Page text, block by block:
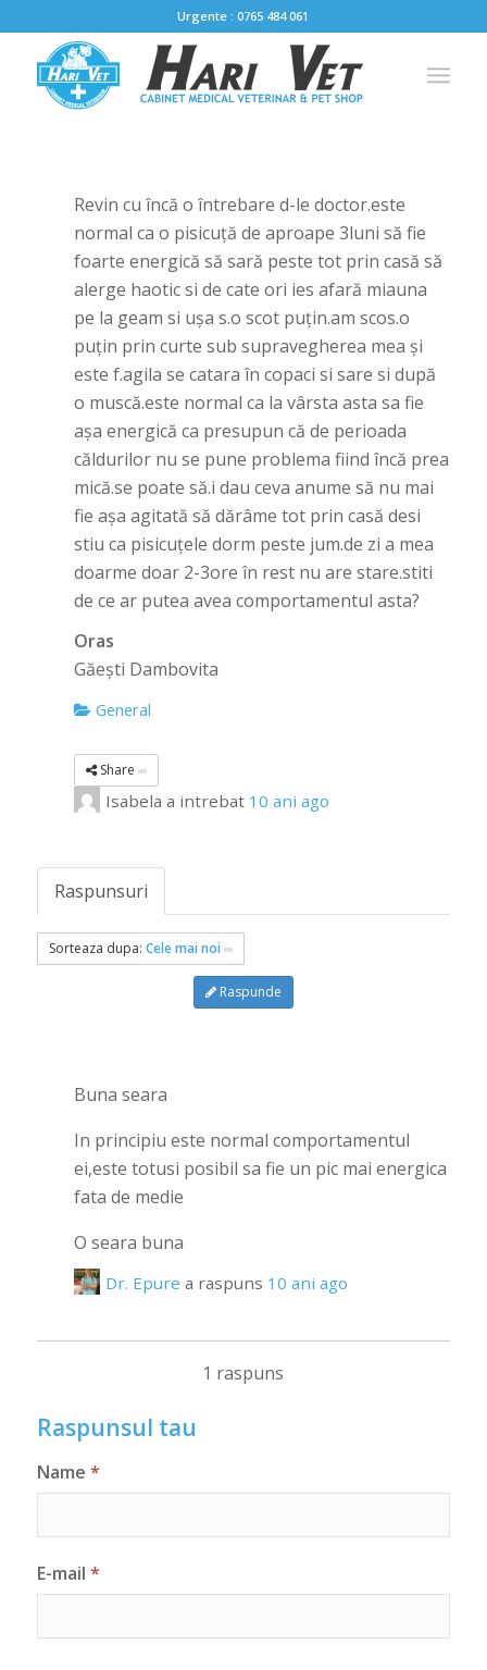
Urgente : 0765 484 061
Revin cu încă o întrebare d-le doctor.este
normal ca o pisicuță de aproape 3luni să fie
foarte energică să sară peste tot prin casă să
alerge haotic si de cate ori ies afară miauna
pe la geam si ușa s.o scot puțin.am scos.o
puțin prin curte sub supravegherea mea și
este f.agila se catara în copaci si sare si după
o muscă.este normal ca la vârsta asta sa fie
așa energică ca presupun că de perioada
căldurilor nu se pune problema fiind încă prea
mică.se poate să.i dau ceva anume să nu mai
fie așa agitată să dărâme tot prin casă desi
stiu ca pisicuțele dorm peste jum.de zi a mea
doarme doar 2-3ore în rest nu are stare.stiti
de ce ar putea avea comportamentul asta?
Oras
Găești Dambovita
General
Share
Isabela a intrebat 10 ani ago
Raspunsuri
Sorteaza dupa: Cele mai noi
Raspunde
Buna seara
In principiu este normal comportamentul
ei,este totusi posibil sa fie un pic mai energica
fata de medie
O seara buna
Dr. Epure a raspuns 10 ani ago
1 raspuns
Raspunsul tau
Name *
E-mail *